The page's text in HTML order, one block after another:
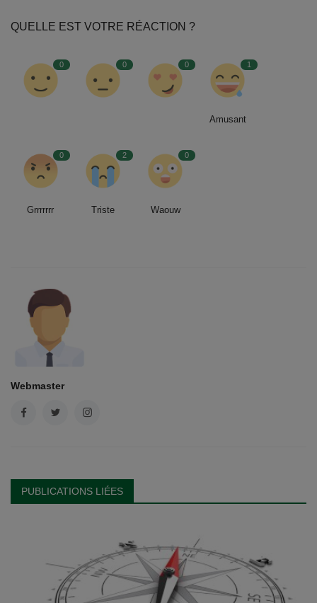
QUELLE EST VOTRE RÉACTION ?
0 0 0 1
Amusant
0
Grrrrrrr
2
Triste
0
Waouw
Webmaster
PUBLICATIONS LIÉES